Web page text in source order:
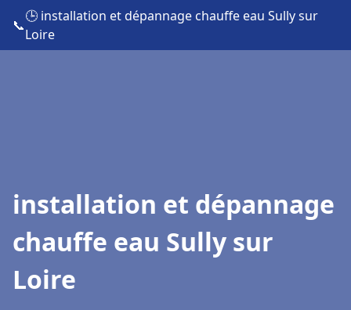
📞
🕒 installation et dépannage chauffe eau Sully sur
Loire
installation et dépannage
chauffe eau Sully sur
Loire